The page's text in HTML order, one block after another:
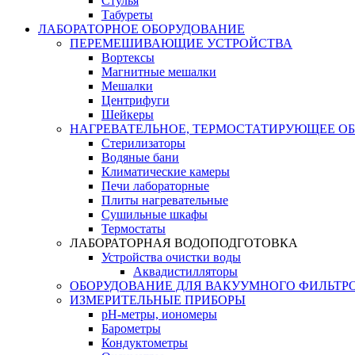
Табуреты
ЛАБОРАТОРНОЕ ОБОРУДОВАНИЕ
ПЕРЕМЕШИВАЮЩИЕ УСТРОЙСТВА
Вортексы
Магнитные мешалки
Мешалки
Центрифуги
Шейкеры
НАГРЕВАТЕЛЬНОЕ, ТЕРМОСТАТИРУЮЩЕЕ
Стерилизаторы
Водяные бани
Климатические камеры
Печи лабораторные
Плиты нагревательные
Сушильные шкафы
Термостаты
ЛАБОРАТОРНАЯ ВОДОПОДГОТОВКА
Устройства очистки воды
Аквадистилляторы
ОБОРУДОВАНИЕ ДЛЯ ВАКУУМНОГО
ИЗМЕРИТЕЛЬНЫЕ ПРИБОРЫ
pH-метры, иономеры
Барометры
Кондуктометры